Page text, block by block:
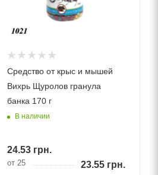
Средство от крыс и мышей
Вихрь Щуролов гранула
банка 170 г
В наличии
24.53грн.
от 25 23.55 грн.